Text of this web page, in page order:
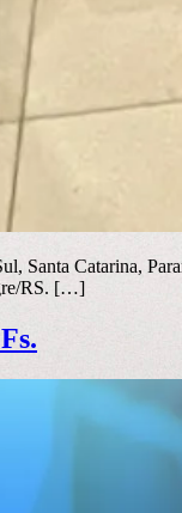
Santa Catarina,
RS. […]